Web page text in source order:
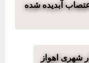
آبدیده شده
شهری اهواز